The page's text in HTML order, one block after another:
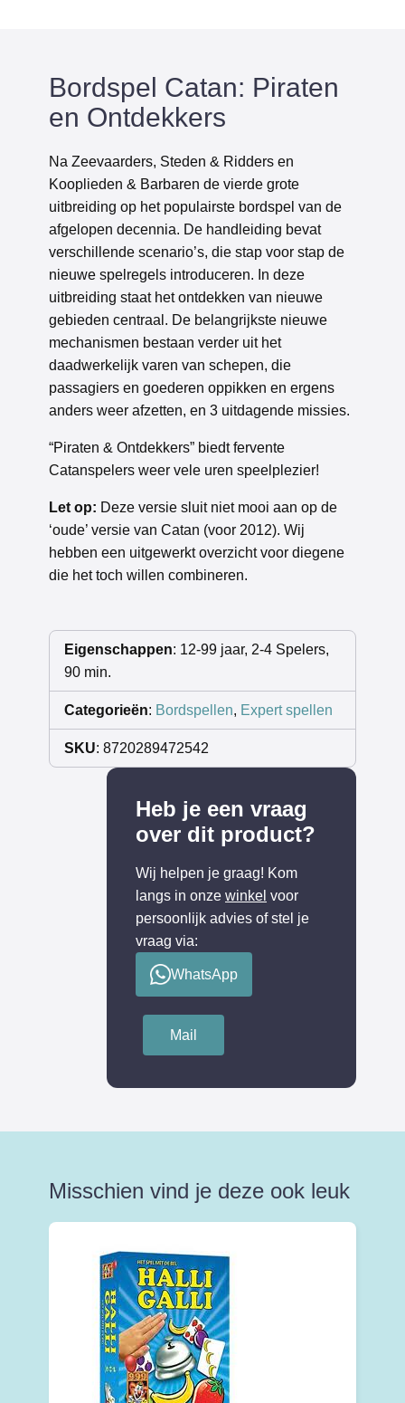
Bordspel Catan: Piraten
en Ontdekkers
Na Zeevaarders, Steden & Ridders en
Kooplieden & Barbaren de vierde grote
uitbreiding op het populairste bordspel van de
afgelopen decennia. De handleiding bevat
verschillende scenario’s, die stap voor stap de
nieuwe spelregels introduceren. In deze
uitbreiding staat het ontdekken van nieuwe
gebieden centraal. De belangrijkste nieuwe
mechanismen bestaan verder uit het
daadwerkelijk varen van schepen, die
passagiers en goederen oppikken en ergens
anders weer afzetten, en 3 uitdagende missies.
“Piraten & Ontdekkers” biedt fervente
Catanspelers weer vele uren speelplezier!
Let op: Deze versie sluit niet mooi aan op de
‘oude’ versie van Catan (voor 2012). Wij
hebben een uitgewerkt overzicht voor diegene
die het toch willen combineren.
Eigenschappen: 12-99 jaar, 2-4 Spelers,
90 min.
Categorieën: Bordspellen, Expert spellen
SKU: 8720289472542
Heb je een vraag
over dit product?
Wij helpen je graag! Kom
langs in onze winkel voor
persoonlijk advies of stel je
vraag via:
WhatsApp
Mail
Misschien vind je deze ook leuk